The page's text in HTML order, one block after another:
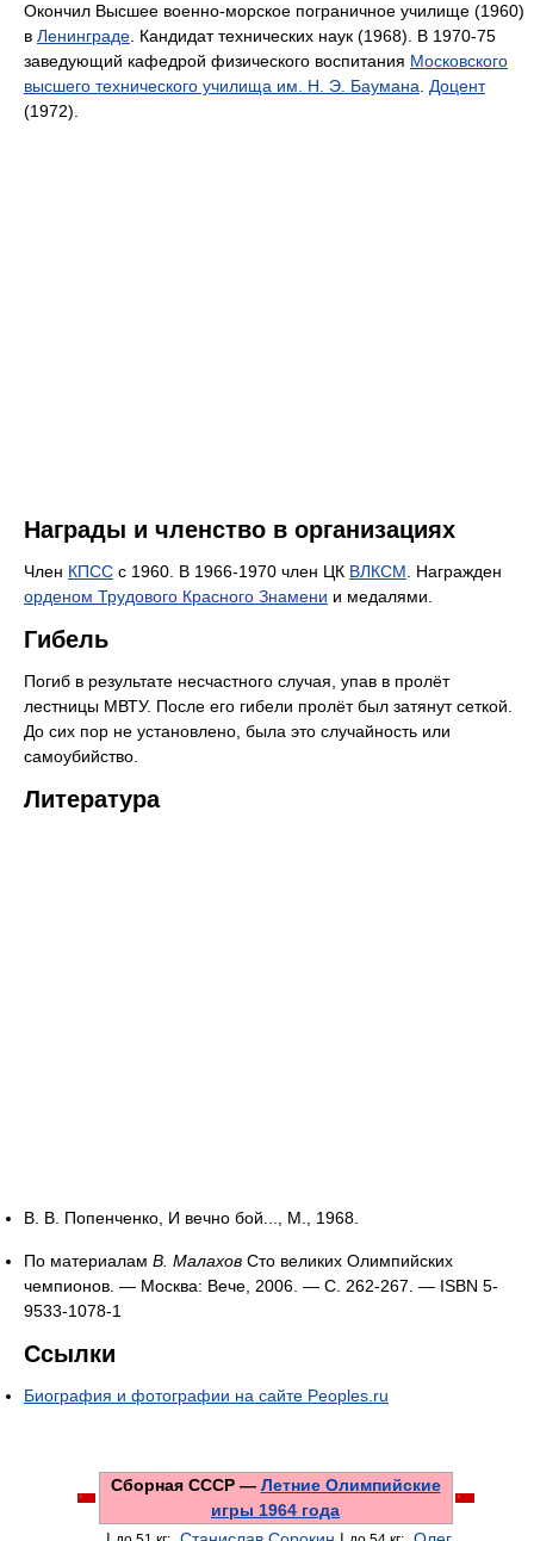
Окончил Высшее военно-морское пограничное училище (1960)
в Ленинграде . Кандидат технических наук (1968). В 1970-75
заведующий кафедрой физического воспитания Московского
высшего технического училища им. Н. Э. Баумана
Доцент
(1972).
Награды и членство в организациях
Член КПСС с 1960. В 1966-1970 член ЦК ВЛКСМ . Награжден
орденом Трудового Красного Знамени и медалями.
Гибель
Погиб в результате несчастного случая, упав в пролёт
лестницы МВТУ. После его гибели пролёт был затянут сеткой.
До сих пор не установлено, была это случайность или
самоубийство.
Литература
В. В. Попенченко, И вечно бой..., М., 1968.
По материалам В. Малахов Сто великих Олимпийских
чемпионов. — Москва: Вече, 2006. — С. 262-267. — ISBN 5-
9533-1078-1
Ссылки
Биография и фотографии на сайте Peoples.ru
Сборная СССР — Летние Олимпийские
игры 1964 года